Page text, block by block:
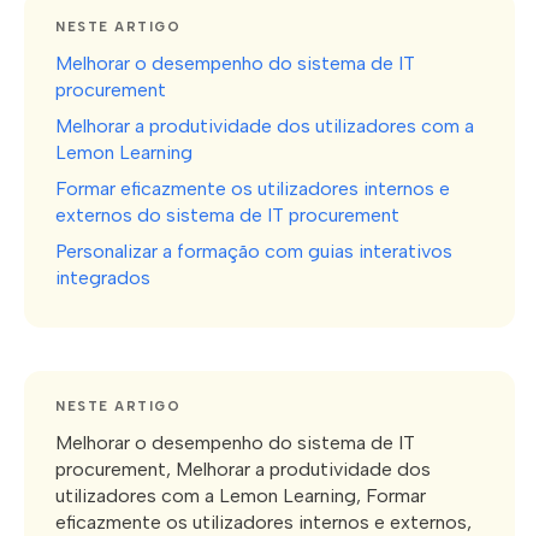
NESTE ARTIGO
Melhorar o desempenho do sistema de IT
procurement
Melhorar a produtividade dos utilizadores com a
Lemon Learning
Formar eficazmente os utilizadores internos e
externos do sistema de IT procurement
Personalizar a formação com guias interativos
integrados
NESTE ARTIGO
Melhorar o desempenho do sistema de IT
procurement, Melhorar a produtividade dos
utilizadores com a Lemon Learning, Formar
eficazmente os utilizadores internos e externos,